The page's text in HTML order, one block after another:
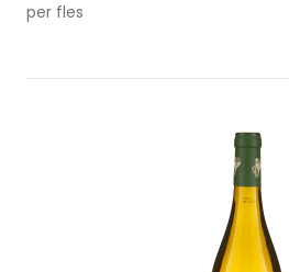
per fles